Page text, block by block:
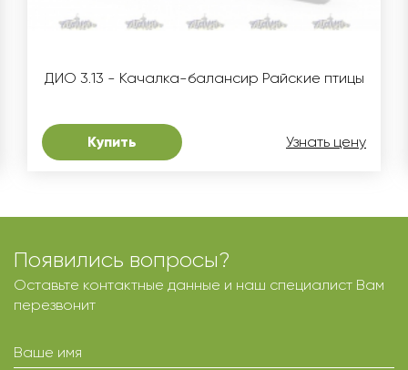
ДИО 3.13 - Качалка-балансир Райские птицы
Купить Узнать цену
Появились вопросы?
Оставьте контактные данные и наш специалист Вам
перезвонит
Ваше имя